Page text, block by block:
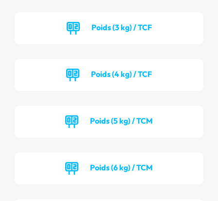
Poids (3 kg) / TCF
Poids (4 kg) / TCF
Poids (5 kg) / TCM
Poids (6 kg) / TCM